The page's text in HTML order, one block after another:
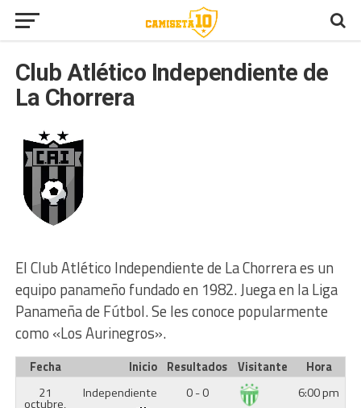
Club Atlético Independiente de
La Chorrera
El Club Atlético Independiente de La Chorrera es un
equipo panameño fundado en 1982. Juega en la Liga
Panameña de Fútbol. Se les conoce popularmente
como «Los Aurinegros».
Fecha Inicio Resultados Visitante
Hora
21
octubre,
Independiente
0 - 0
6:00 pm